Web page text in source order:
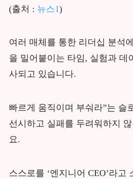
(출처 : 뉴스1)
여러 매체를 통한 리더십 분석
을 밀어붙이는 타임, 실험과 데
사되고 있습니다.
빠르게 움직이며 부숴라”는 슬
선시하고 실패를 두려워하지
요.
스스로를 ‘엔지니어 CEO’라고